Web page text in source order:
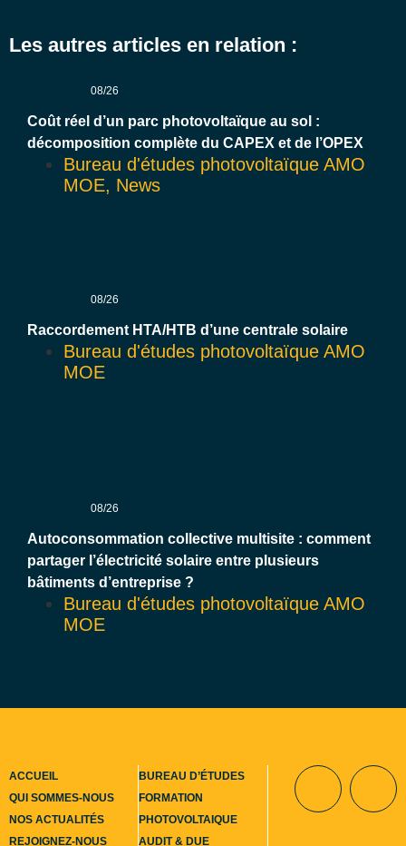
Les autres articles en relation :
08/26
Coût réel d’un parc photovoltaïque au sol :
décomposition complète du CAPEX et de l’OPEX
Bureau d'études photovoltaïque AMO
MOE, News
08/26
Raccordement HTA/HTB d’une centrale solaire
Bureau d'études photovoltaïque AMO
MOE
08/26
Autoconsommation collective multisite : comment
partager l’électricité solaire entre plusieurs
bâtiments d’entreprise ?
Bureau d'études photovoltaïque AMO
MOE
ACCUEIL
QUI SOMMES-NOUS
NOS ACTUALITÉS
REJOIGNEZ-NOUS
BUREAU D’ÉTUDES
FORMATION
PHOTOVOLTAIQUE
AUDIT & DUE